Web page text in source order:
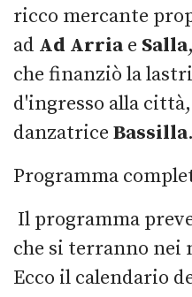
ricco mercante
ad Ad Arriae Salla
che finanziò la
d'ingresso alla
danzatrice Bassilla.
Programma
Il programma
che si terranno nei
Ecco il calendario